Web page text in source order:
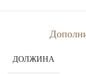
ДОЛЖИНА